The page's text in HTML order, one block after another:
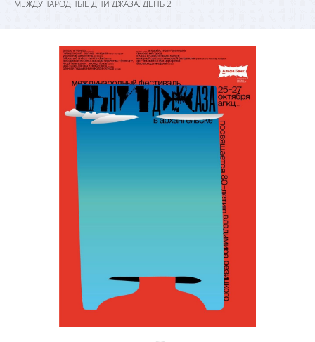
МЕЖДУНАРОДНЫЕ ДНИ ДЖАЗА. ДЕНЬ 2